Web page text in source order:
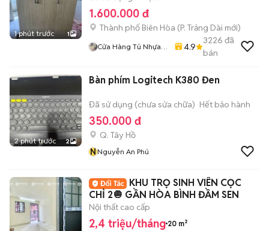
1 phút trước 1
1.600.000 đ
Thành phố Biên Hòa (P. Trảng Dài mới)
Cửa Hàng Tủ Nhựa
4.9
3226 đã
bán
2 phút trước 2
Bàn phím Logitech K380 Đen
Đã sử dụng (chưa sửa chữa) Hết bảo hành
350.000 đ
Q. Tây Hồ
NNguyễn An Phú
KHU TRỌ SINH VIÊN CỌC
CHỈ 2🧅 GẦN HÒA BÌNH ĐẦM SEN
Nội thất cao cấp
2,4 triệu/tháng 20 m²